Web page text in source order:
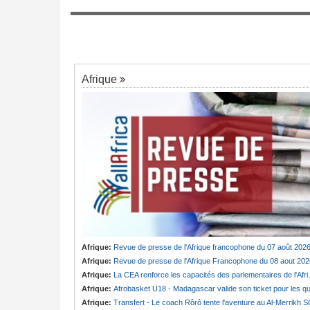
Afrique
Afrique: Revue de presse de l'Afrique francophone du 07 août 2026
Afrique: Revue de presse de l'Afrique Francophone du 08 aout
Afrique: La CEA renforce les capacités des parlementaires de l'Afrique de l'Est
Afrique: Afrobasket U18 - Madagascar valide son ticket pour les quarts
Afrique: Transfert - Le coach Rôrô tente l'aventure au Al-Merrikh